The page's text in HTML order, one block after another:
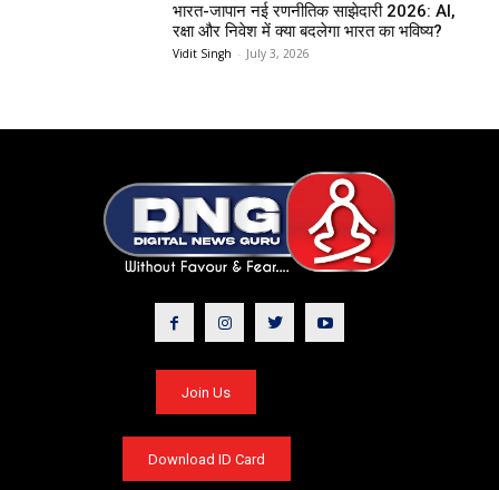
भारत-जापान नई रणनीतिक साझेदारी 2026: AI,
रक्षा और निवेश में क्या बदलेगा भारत का भविष्य?
Vidit Singh - July 3, 2026
Join Us
Download ID Card